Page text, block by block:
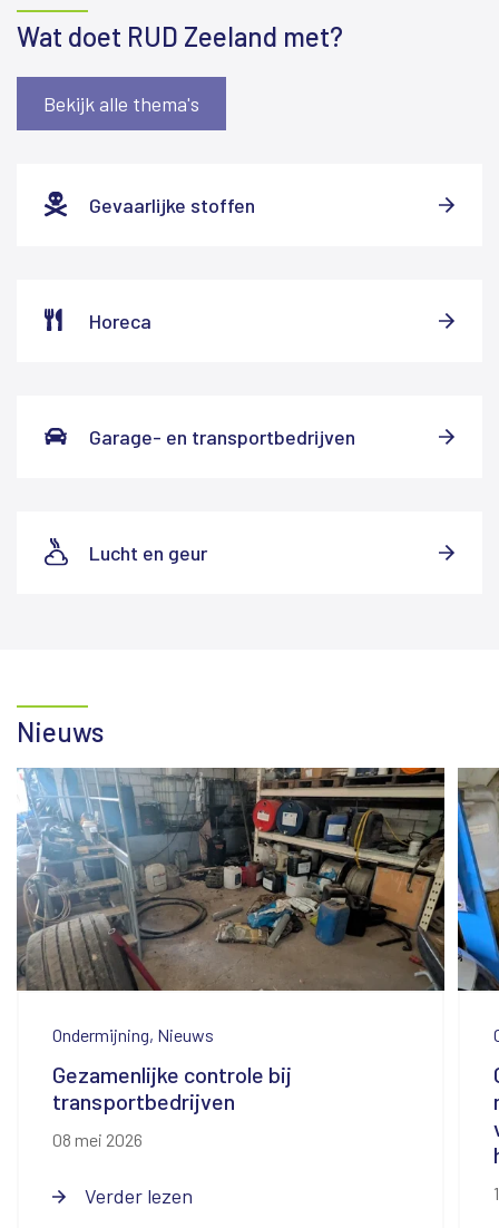
Wat doet RUD Zeeland met?
Bekijk alle thema's
Gevaarlijke stoffen
Horeca
Garage- en transportbedrijven
Lucht en geur
Nieuws
Ondermijning, Nieuws
Gezamenlijke controle bij
transportbedrijven
08 mei 2026
Verder lezen